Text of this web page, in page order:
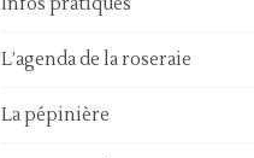
L’agenda de la roseraie
La pépinière